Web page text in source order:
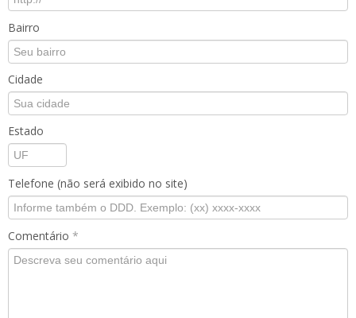
Bairro
Cidade
Estado
Telefone (não será exibido no site)
Comentário *